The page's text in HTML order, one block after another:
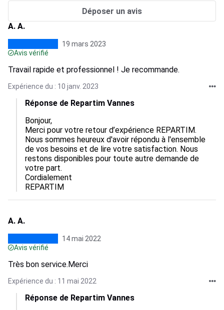
Déposer un avis
A. A.
19 mars 2023
Avis vérifié
Travail rapide et professionnel ! Je recommande.
Expérience du : 10 janv. 2023
Réponse de Repartim Vannes
Bonjour,
Merci pour votre retour d’expérience REPARTIM.
Nous sommes heureux d'avoir répondu à l'ensemble
de vos besoins et de lire votre satisfaction. Nous
restons disponibles pour toute autre demande de
votre part.
Cordialement
REPARTIM
A. A.
14 mai 2022
Avis vérifié
Très bon service.Merci
Expérience du : 11 mai 2022
Réponse de Repartim Vannes